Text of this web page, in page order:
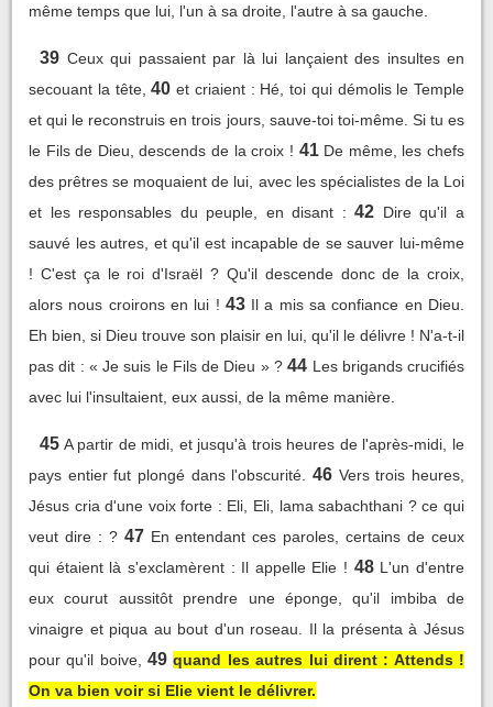
même temps que lui, l'un à sa droite, l'autre à sa gauche.
39 Ceux qui passaient par là lui lançaient des insultes en
secouant la tête, 40 et criaient : Hé, toi qui démolis le Temple
et qui le reconstruis en trois jours, sauve-toi toi-même. Si tu es
le Fils de Dieu, descends de la croix ! 41 De même, les chefs
des prêtres se moquaient de lui, avec les spécialistes de la Loi
et les responsables du peuple, en disant : 42 Dire qu'il a
sauvé les autres, et qu'il est incapable de se sauver lui-même
! C'est ça le roi d'Israël ? Qu'il descende donc de la croix,
alors nous croirons en lui ! 43 Il a mis sa confiance en Dieu.
Eh bien, si Dieu trouve son plaisir en lui, qu'il le délivre ! N'a-t-il
pas dit : « Je suis le Fils de Dieu » ? 44 Les brigands crucifiés
avec lui l'insultaient, eux aussi, de la même manière.
45 A partir de midi, et jusqu'à trois heures de l'après-midi, le
pays entier fut plongé dans l'obscurité.
46 Vers trois heures,
Jésus cria d'une voix forte : Eli, Eli, lama sabachthani ? ce qui
veut dire : ? 47 En entendant ces paroles, certains de ceux
qui étaient là s'exclamèrent : Il appelle Elie ! 48 L'un d'entre
eux courut aussitôt prendre une éponge, qu'il imbiba de
vinaigre et piqua au bout d'un roseau. Il la présenta à Jésus
pour qu'il boive, 49 quand les autres lui dirent : Attends !
On va bien voir si Elie vient le délivrer.